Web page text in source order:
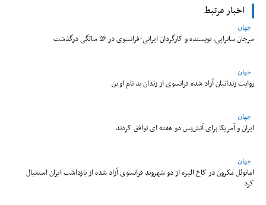
اخبار مرتبط
جهان
مرجان ساتراپی، نویسنده و کارگردان ایرانی-فرانسوی در ۵۶ سالگی درگذشت
جهان
روایت زندانیان آزاد شده فرانسوی از زندان ‌بد نام اوین
جهان
ایران و آمریکا برای آتش‌بس دو هفته‌ ای توافق کردند
جهان
امانوئل مکرون در کاخ الیزه از دو شهروند فرانسوی آزاد شده از بازداشت ایران استقبال
کرد